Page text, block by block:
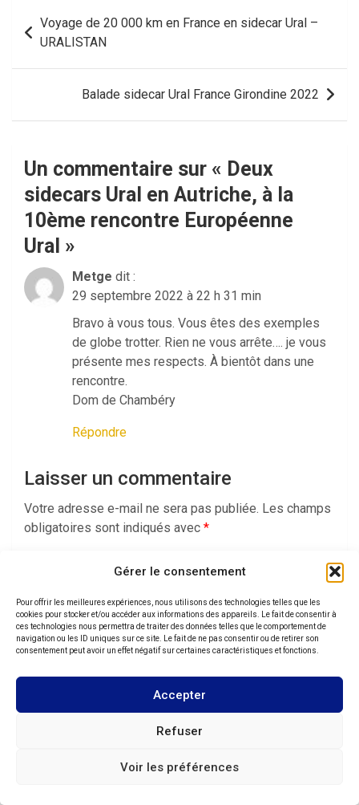
Gérer le consentement
Pour offrir les meilleures expériences, nous utilisons des technologies telles que les
cookies pour stocker et/ou accéder aux informations des appareils. Le fait de consentir à
ces technologies nous permettra de traiter des données telles que le comportement de
navigation ou les ID uniques sur ce site. Le fait de ne pas consentir ou de retirer son
consentement peut avoir un effet négatif sur certaines caractéristiques et fonctions.
Accepter
Refuser
Voir les préférences
de
l’article
Voyage de 20 000 km en France en sidecar Ural –
URALISTAN
Balade sidecar Ural France Girondine 2022
Un commentaire sur « Deux
sidecars Ural en Autriche, à la
10ème rencontre Européenne
Ural »
Metge dit :
29 septembre 2022 à 22 h 31 min
Bravo à vous tous. Vous êtes des exemples
de globe trotter. Rien ne vous arrête…. je vous
présente mes respects. À bientôt dans une
rencontre.
Dom de Chambéry
Répondre
Laisser un commentaire
Votre adresse e-mail ne sera pas publiée. Les champs
obligatoires sont indiqués avec *